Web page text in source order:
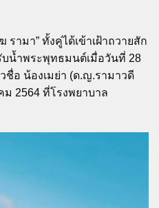
รามา” ทั้งคู่ได้เข้าเฝ้าถวายสัก
บน้ำพระพุทธมนต์เมื่อวันที่ 28
ชื่อ น้องเมย่า (ด.ญ.รามาวดี
2564 ที่โรงพยาบาล